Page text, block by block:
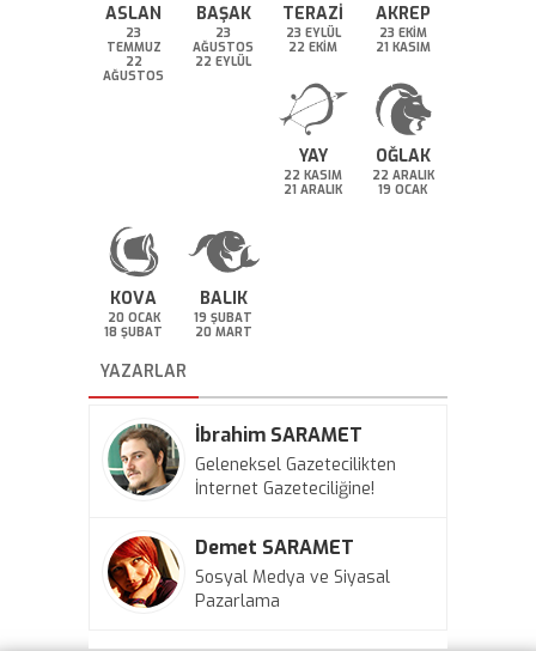
ASLAN
23
TEMMUZ
22
AĞUSTOS
BAŞAK
23
AĞUSTOS
22 EYLÜL
TERAZİ
23 EYLÜL
22 EKİM
AKREP
23 EKİM
21 KASIM
YAY
22 KASIM
21 ARALIK
OĞLAK
22 ARALIK
19 OCAK
KOVA
20 OCAK
18 ŞUBAT
BALIK
19 ŞUBAT
20 MART
YAZARLAR
İbrahim SARAMET
Geleneksel Gazetecilikten
İnternet Gazeteciliğine!
Demet SARAMET
Sosyal Medya ve Siyasal
Pazarlama